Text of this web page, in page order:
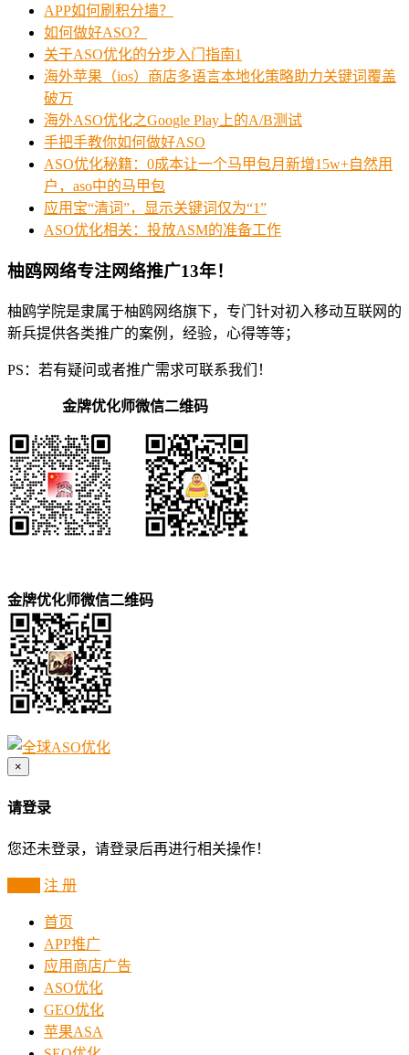
APP如何刷积分墙？
如何做好ASO？
关于ASO优化的分步入门指南1
海外苹果（ios）商店多语言本地化策略助力关键词覆盖
破万
海外ASO优化之Google Play上的A/B测试
手把手教你如何做好ASO
ASO优化秘籍：0成本让一个马甲包月新增15w+自然用
户，aso中的马甲包
应用宝“清词”，显示关键词仅为“1”
ASO优化相关：投放ASM的准备工作
柚鸥网络专注网络推广13年！
柚鸥学院是隶属于柚鸥网络旗下，专门针对初入移动互联网的
新兵提供各类推广的案例，经验，心得等等；
PS：若有疑问或者推广需求可联系我们！
金牌优化师微信二维码
金牌优化师微信二维码
×
请登录
您还未登录，请登录后再进行相关操作！
注 册
首页
APP推广
应用商店广告
ASO优化
GEO优化
苹果ASA